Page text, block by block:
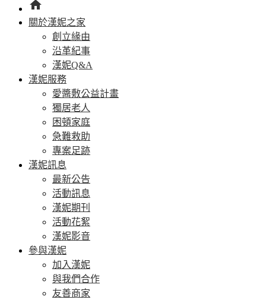
home
關於漢妮之家
創立緣由
沿革紀事
漢妮Q&A
漢妮服務
愛醬敷公益計畫
獨居老人
困頓家庭
急難救助
專案足跡
漢妮訊息
最新公告
活動訊息
漢妮期刊
活動花絮
漢妮影音
參與漢妮
加入漢妮
與我們合作
友善商家